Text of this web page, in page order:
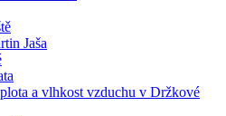
Jaša
a vlhkost vzduchu v Držkové